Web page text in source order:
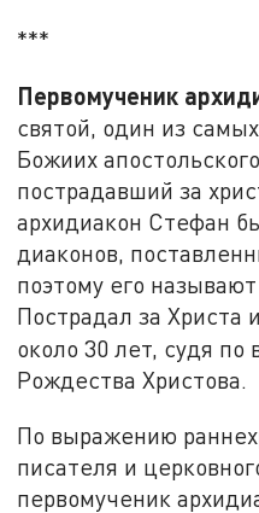
***
Первомученик
святой, один из
Божиих
пострадавший за
архидиакон Стефан
диаконов,
поэтому его
Пострадал за Христа
около 30 лет, судя по
Рождества Христова.
По выражению
писателя и
первомученик